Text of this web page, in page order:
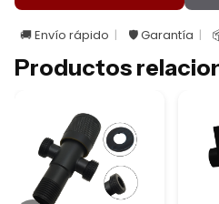
🚚 Envío rápido 🛡️ Garantía
Productos